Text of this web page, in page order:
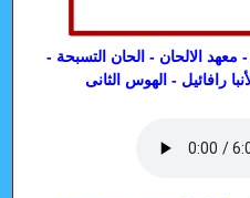
الالحان - الحان التسبحة -
رافائيل - الهوس الثانى